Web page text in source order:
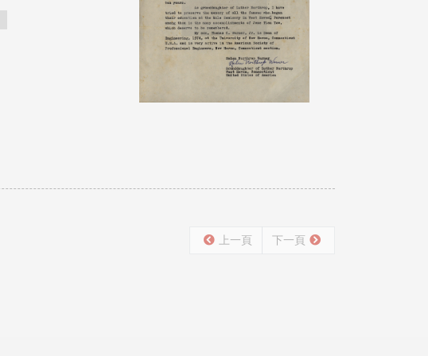
上一頁 下一頁